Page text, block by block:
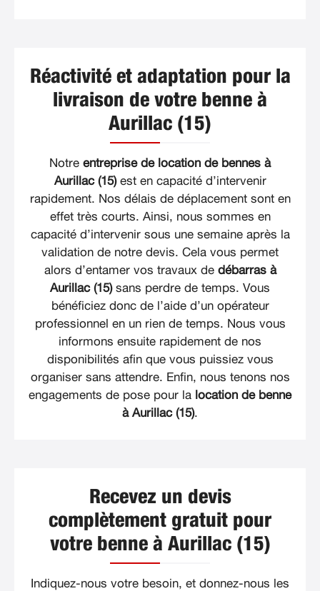
Réactivité et adaptation pour la
livraison de votre benne à
Aurillac (15)
Notre entreprise de location de bennes à
Aurillac (15)est en capacité d’intervenir
rapidement. Nos délais de déplacement sont en
effet très courts. Ainsi, nous sommes en
capacité d’intervenir sous une semaine après la
validation de notre devis. Cela vous permet
alors d’entamer vos travaux de débarras à
Aurillac (15)sans perdre de temps. Vous
bénéficiez donc de l’aide d’un opérateur
professionnel en un rien de temps. Nous vous
informons ensuite rapidement de nos
disponibilités afin que vous puissiez vous
organiser sans attendre. Enfin, nous tenons nos
engagements de pose pour la location de benne
à Aurillac (15).
Recevez un devis
complètement gratuit pour
votre benne à Aurillac (15)
Indiquez-nous votre besoin, et donnez-nous les